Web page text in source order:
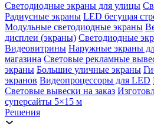
Светодиодные экраны для улицы
Радиусные экраны LED бегущая
Модульные светодиодные экраны
дисплеи (экраны) Светодиодные
Видеовитрины Наружные экраны
магазина Световые рекламные
экраны Большие уличные экраны
экранов Видеопроцессоры для LED
Световые вывески на заказ
суперсайты 5×15 м
Решения